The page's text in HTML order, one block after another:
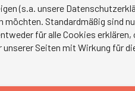
(s.a. unsere
möchten. Standardmäßig sind
für alle Cookies erklären,
unserer Seiten mit Wirkung für